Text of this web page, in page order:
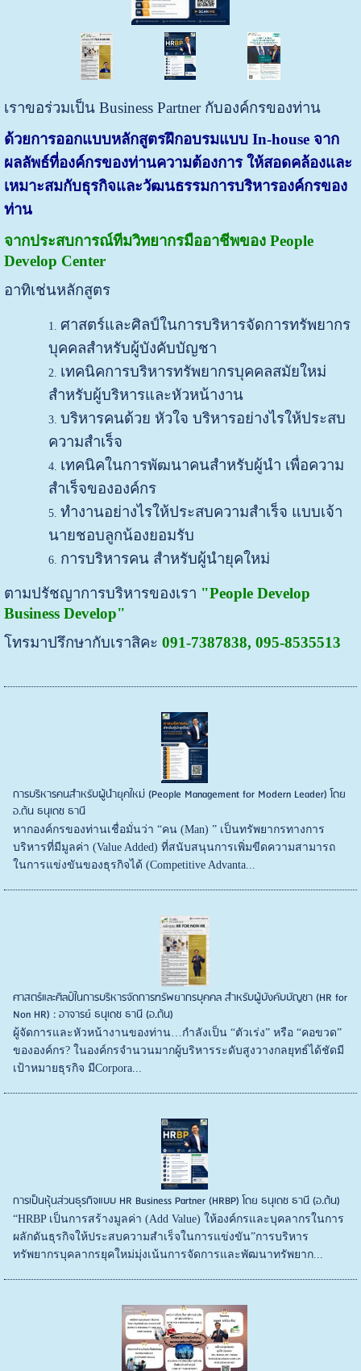
เราขอร่วมเป็น Business Partner กับองค์กรของท่าน
ด้วยการออกแบบหลักสูตรฝึกอบรมแบบ In-house จาก
ผลลัพธ์ที่องค์กรของท่านความต้องการ ให้สอดคล้องและ
เหมาะสมกับธุรกิจและวัฒนธรรมการบริหารองค์กรของ
ท่าน
จากประสบการณ์ทีมวิทยากรมืออาชีพของ People
Develop Center
อาทิเช่นหลักสูตร
ศาสตร์และศิลป์ในการบริหารจัดการทรัพยากร
บุคคลสำหรับผู้บังคับบัญชา
เทคนิคการบริหารทรัพยากรบุคคลสมัยใหม่
สำหรับผู้บริหารและหัวหน้างาน
บริหารคนด้วย หัวใจ บริหารอย่างไรให้ประสบ
ความสำเร็จ
เทคนิคในการพัฒนาคนสำหรับผู้นำ เพื่อความ
สำเร็จขององค์กร
ทำงานอย่างไรให้ประสบความสำเร็จ แบบเจ้า
นายชอบลูกน้องยอมรับ
การบริหารคน สำหรับผู้นำยุคใหม่
ตามปรัชญาการบริหารของเรา "People Develop
Business Develop"
โทรมาปรึกษากับเราสิคะ 091-7387838, 095-8535513
การบริหารคนสำหรับผู้นำยุคใหม่ (People Management for Modern Leader) โดย
อ.ต้น ธนุเดช ธานี
หากองค์กรของท่านเชื่อมั่นว่า “คน (Man) ” เป็นทรัพยากรทางการ
บริหารที่มีมูลค่า (Value Added) ที่สนับสนุนการเพิ่มขีดความสามารถ
ในการแข่งขันของธุรกิจได้ (Competitive Advanta...
ศาสตร์และศิลป์ในการบริหารจัดการทรัพยากรบุคคล สำหรับผู้บังคับบัญชา (HR for
Non HR) : อาจารย์ ธนุเดช ธานี (อ.ต้น)
ผู้จัดการและหัวหน้างานของท่าน…กำลังเป็น “ตัวเร่ง” หรือ “คอขวด”
ขององค์กร? ในองค์กรจำนวนมากผู้บริหารระดับสูงวางกลยุทธ์ได้ชัดมี
เป้าหมายธุรกิจ มีCorpora...
การเป็นหุ้นส่วนธุรกิจแบบ HR Business Partner (HRBP) โดย ธนุเดช ธานี (อ.ต้น)
“HRBP เป็นการสร้างมูลค่า (Add Value) ให้องค์กรและบุคลากรในการ
ผลักดันธุรกิจให้ประสบความสำเร็จในการแข่งขัน”การบริหาร
ทรัพยากรบุคลากรยุคใหม่มุ่งเน้นการจัดการและพัฒนาทรัพยาก...